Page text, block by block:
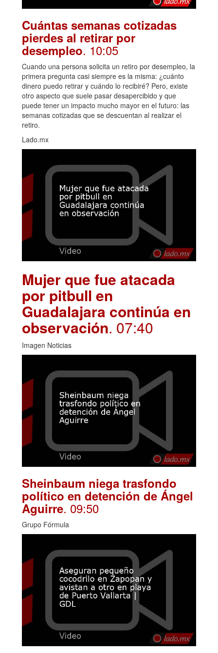
Cuántas semanas cotizadas
pierdes al retirar por
desempleo. 10:05
Cuando una persona solicita un retiro por desempleo, la
primera pregunta casi siempre es la misma: ¿cuánto
dinero puedo retirar y cuándo lo recibiré? Pero, existe
otro aspecto que suele pasar desapercibido y que
puede tener un impacto mucho mayor en el futuro: las
semanas cotizadas que se descuentan al realizar el
retiro.
Lado.mx
Mujer que fue atacada
por pitbull en
Guadalajara continúa en
observación. 07:40
Imagen Noticias
Sheinbaum niega trasfondo
político en detención de Ángel
Aguirre. 09:50
Grupo Fórmula